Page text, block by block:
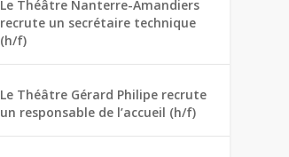
Le Théâtre Nanterre-Amandiers
recrute un secrétaire technique
(h/f)
Le Théâtre Gérard Philipe recrute
un responsable de l’accueil (h/f)